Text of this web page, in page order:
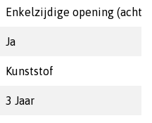
Enkelzijdige opening
Ja
Kunststof
3 Jaar